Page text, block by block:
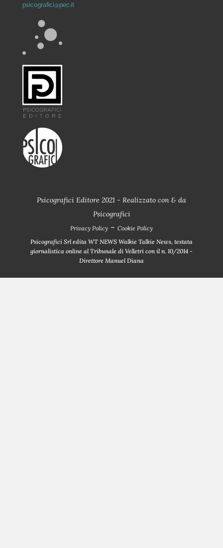
psicografici@pec.it
Psicografici Editore 2021 - Realizzato con & da
Psicografici
Privacy Policy - Cookie Policy
Psicografici Srl edita WT NEWS Walkie Talkie News, testata
giornalistica online al Tribunale di Velletri con il n. 10/2014 -
Direttore Manuel Diana